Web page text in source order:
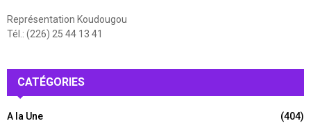
Représentation Koudougou
Tél.: (226) 25 44 13 41
CATÉGORIES
A la Une
(404)